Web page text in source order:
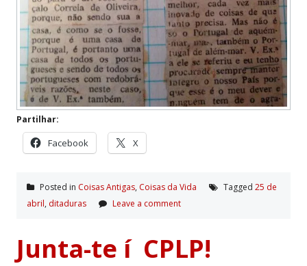
Partilhar:
Facebook X
Posted in Coisas Antigas, Coisas da Vida Tagged 25 de
abril, ditaduras Leave a comment
Junta-te í CPLP!